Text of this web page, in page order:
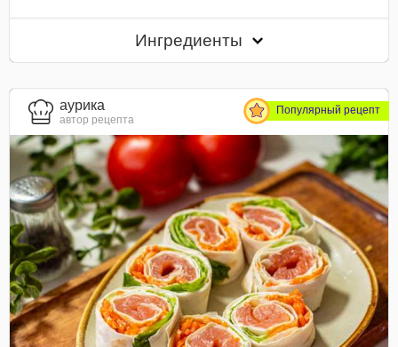
Ингредиенты
aурика
автор рецепта
Популярный рецепт